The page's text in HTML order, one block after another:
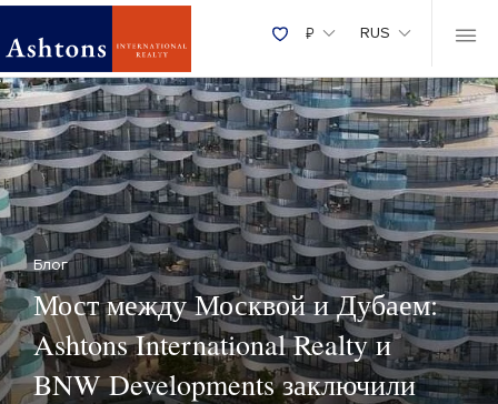
₽ RUS
Блог
Мост между Москвой и Дубаем:
Ashtons International Realty и
BNW Developments заключили